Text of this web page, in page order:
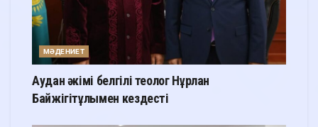
МӘДЕНИЕТ
Аудан әкімі белгілі теолог Нұрлан
Байжігітұлымен кездесті